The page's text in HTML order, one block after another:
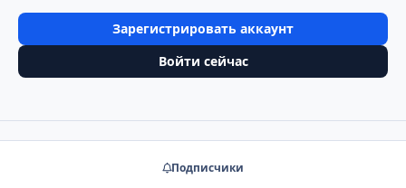
Зарегистрировать аккаунт
Войти сейчас
Подписчики